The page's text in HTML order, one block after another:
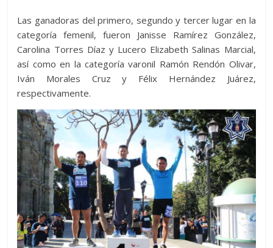
Las ganadoras del primero, segundo y tercer lugar en la
categoría femenil, fueron Janisse Ramírez González,
Carolina Torres Díaz y Lucero Elizabeth Salinas Marcial,
así como en la categoría varonil Ramón Rendón Olivar,
Iván Morales Cruz y Félix Hernández Juárez,
respectivamente.